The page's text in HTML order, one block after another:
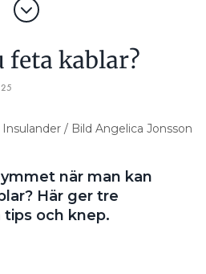
feta kablar?
/ Bild Angelica Jonsson
när man kan
Här ger tre
tips och knep.